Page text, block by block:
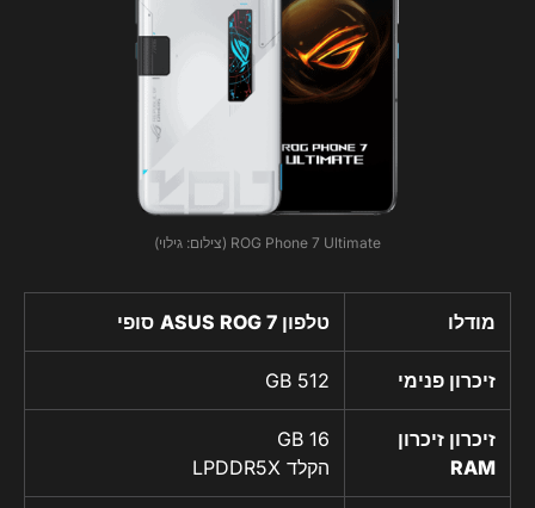
ROG Phone 7 Ultimate (צילום: גילוי)
מודלו טלפון ASUS ROG 7 סופי
זיכרון פנימי 512 GB
זיכרון זיכרון
RAM
16 GB
הקלד LPDDR5X